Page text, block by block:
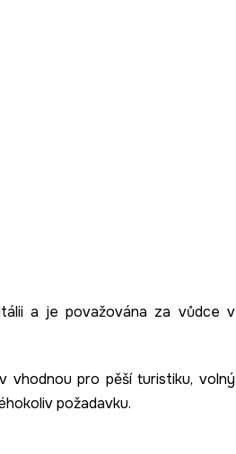
a je považována za vůdce v
vhodnou pro pěší turistiku, volný
požadavku.